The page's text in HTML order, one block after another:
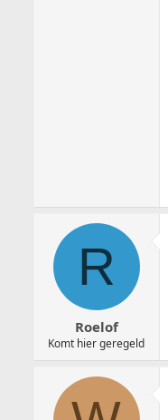
R
Roelof
Komt hier geregeld